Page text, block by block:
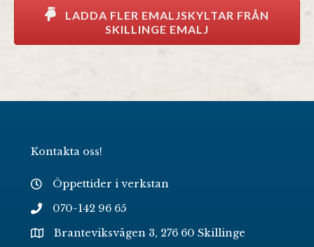
LADDA FLER EMALJSKYLTAR FRÅN
SKILLINGE EMALJ
Kontakta oss!
Öppettider i verkstan
070-142 96 65
Branteviksvägen 3, 276 60 Skillinge